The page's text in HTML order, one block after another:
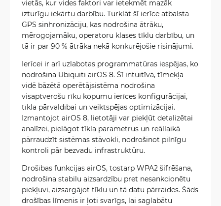
vietās, kur vides faktori var ietekmēt mazāk
izturīgu iekārtu darbību. Turklāt šī ierīce atbalsta
GPS sinhronizāciju, kas nodrošina ātrāku,
mērogojamāku, operatoru klases tīklu darbību, un
tā ir par 90 % ātrāka nekā konkurējošie risinājumi.
Ierīcei ir arī uzlabotas programmatūras iespējas, ko
nodrošina Ubiquiti airOS 8. Šī intuitīvā, tīmekļa
vidē bāzētā operētājsistēma nodrošina
visaptverošu rīku kopumu ierīces konfigurācijai,
tīkla pārvaldībai un veiktspējas optimizācijai.
Izmantojot airOS 8, lietotāji var piekļūt detalizētai
analīzei, pielāgot tīkla parametrus un reāllaikā
pārraudzīt sistēmas stāvokli, nodrošinot pilnīgu
kontroli pār bezvadu infrastruktūru.
Drošības funkcijas airOS, tostarp WPA2 šifrēšana,
nodrošina stabilu aizsardzību pret nesankcionētu
piekļuvi, aizsargājot tīklu un tā datu pārraides. Šāds
drošības līmenis ir ļoti svarīgs, lai saglabātu